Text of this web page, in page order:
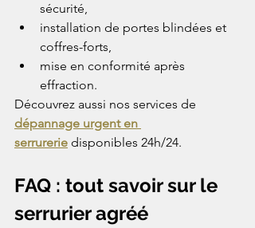
sécurité,
installation de portes blindées et
coffres-forts,
mise en conformité après
effraction.
Découvrez aussi nos services de
dépannage urgent en
serrurerie disponibles 24h/24.
FAQ : tout savoir sur le
serrurier agréé